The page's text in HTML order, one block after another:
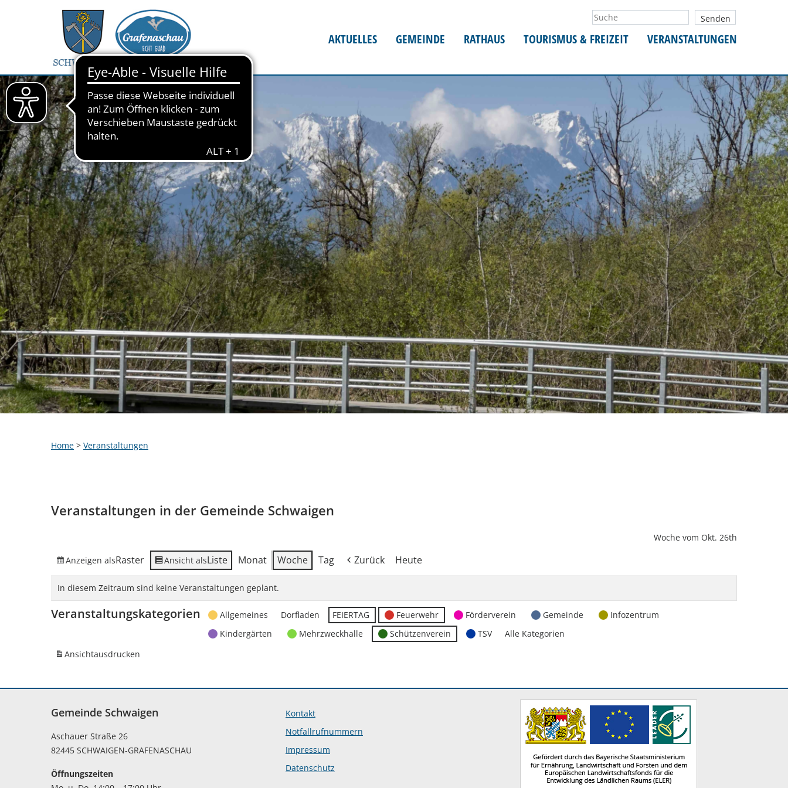
AKTUELLES GEMEINDE RATHAUS TOURISMUS & FREIZEIT VERANSTALTUNGEN
Home > Veranstaltungen
Veranstaltungen in der Gemeinde Schwaigen
Woche vom Okt. 26th
Anzeigen alsRaster Ansicht alsListe Monat Woche Tag Zurück Heute
In diesem Zeitraum sind keine Veranstaltungen geplant.
Veranstaltungskategorien Allgemeines Dorfladen FEIERTAG Feuerwehr Förderverein Gemeinde
Infozentrum
Kindergärten
Mehrzweckhalle Schützenverein TSV
Alle Kategorien
Ansichtausdrucken
Gemeinde Schwaigen
Aschauer Straße 26
82445 SCHWAIGEN-GRAFENASCHAU
Öffnungszeiten
Kontakt
Notfallrufnummern
Impressum
Datenschutz